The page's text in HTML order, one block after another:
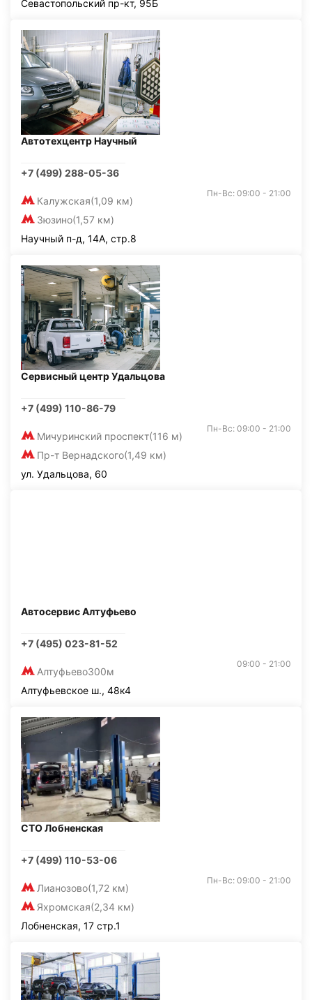
Севастопольский пр-кт, 95Б
Автотехцентр Научный
+7 (499) 288-05-36
Калужская(1,09 км)
Зюзино(1,57 км)
Пн-Вс: 09:00 - 21:00
Научный п-д, 14А, стр.8
Сервисный центр Удальцова
+7 (499) 110-86-79
Мичуринский проспект(116 м)
Пр-т Вернадского(1,49 км)
Пн-Вс: 09:00 - 21:00
ул. Удальцова, 60
Автосервис Алтуфьево
+7 (495) 023-81-52
Алтуфьево300м
09:00 - 21:00
Алтуфьевское ш., 48к4
СТО Лобненская
+7 (499) 110-53-06
Лианозово(1,72 км)
Яхромская(2,34 км)
Пн-Вс: 09:00 - 21:00
Лобненская, 17 стр.1